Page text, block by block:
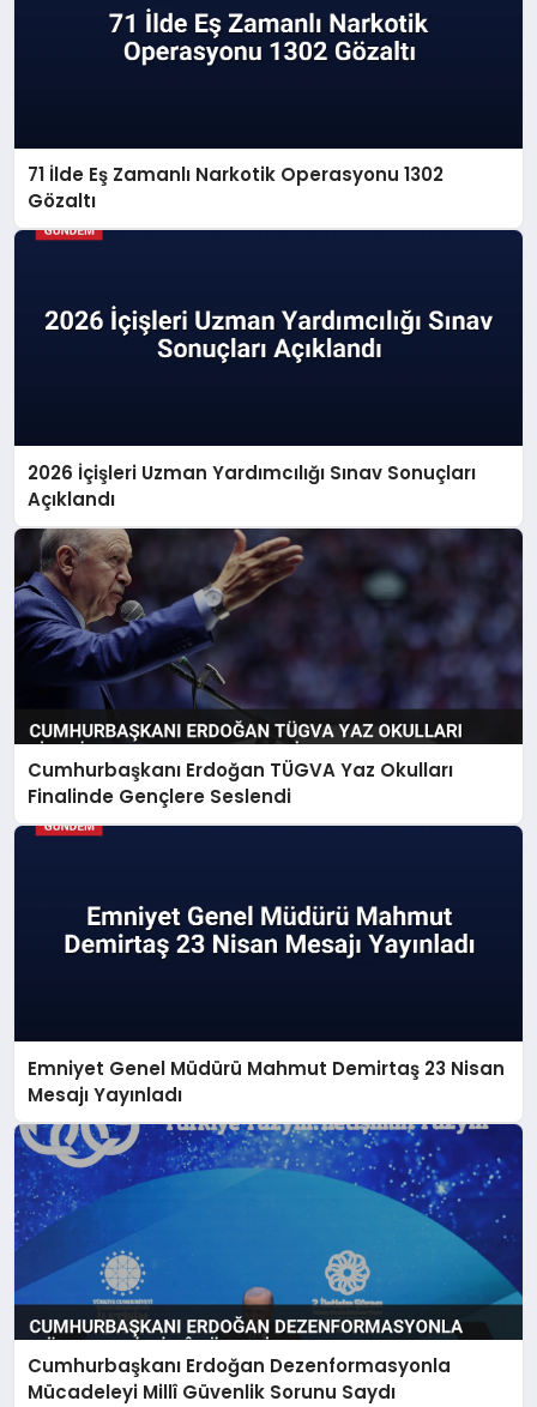
71 İlde Eş Zamanlı Narkotik Operasyonu 1302
Gözaltı
2026 İçişleri Uzman Yardımcılığı Sınav Sonuçları
Açıklandı
Cumhurbaşkanı Erdoğan TÜGVA Yaz Okulları
Finalinde Gençlere Seslendi
Emniyet Genel Müdürü Mahmut Demirtaş 23 Nisan
Mesajı Yayınladı
Cumhurbaşkanı Erdoğan Dezenformasyonla
Mücadeleyi Millî Güvenlik Sorunu Saydı